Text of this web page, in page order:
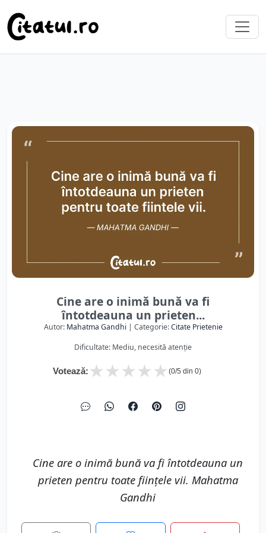
Cine are o inimă bună va fi
întotdeauna un prieten...
Autor: Mahatma Gandhi| Categorie:Citate Prietenie
Dificultate: Mediu, necesită atenție
Votează: ★
★
★
★
★ (0/5 din 0)
Cine are o inimă bună va fi întotdeauna un
prieten pentru toate ființele vii. Mahatma
Gandhi